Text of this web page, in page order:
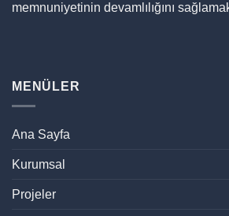
memnuniyetinin devamlılığını
MENÜLER
Ana Sayfa
Kurumsal
Projeler